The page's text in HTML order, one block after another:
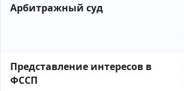
Арбитражный суд
Представление интересов в
ФССП